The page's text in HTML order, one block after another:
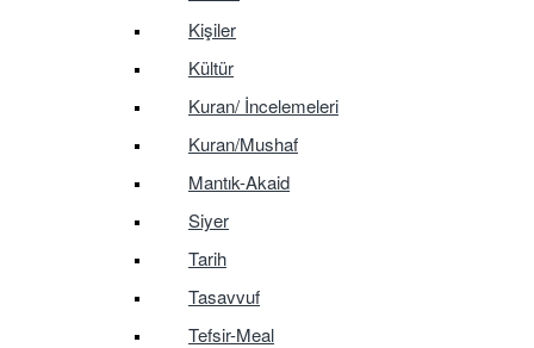
Kişiler
Kültür
Kuran/ İncelemeleri
Kuran/Mushaf
Mantık-Akaid
Siyer
Tarih
Tasavvuf
Tefsir-Meal